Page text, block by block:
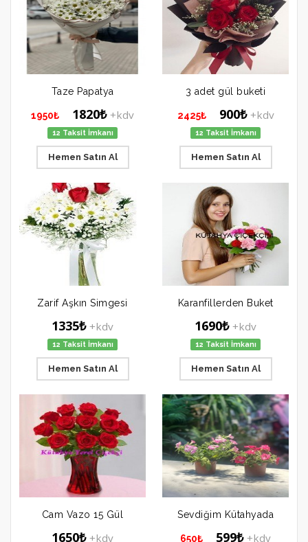
Taze Papatya
1950₺ 1820₺ +kdv
12 Taksit İmkanı
Hemen Satın Al
3 adet gül buketi
2425₺ 900₺ +kdv
12 Taksit İmkanı
Hemen Satın Al
Zarif Aşkın Simgesi
1335₺ +kdv
12 Taksit İmkanı
Hemen Satın Al
Karanfillerden Buket
1690₺ +kdv
12 Taksit İmkanı
Hemen Satın Al
Cam Vazo 15 Gül
1650₺ +kdv
Sevdiğim Kütahyada
650₺ 599₺ +kdv